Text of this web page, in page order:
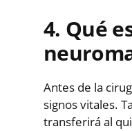
4. Qué
Antes de la
signos vitales.
transferirá al